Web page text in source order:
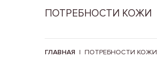
ПОТРЕБНОСТИ КОЖИ
ГЛАВНАЯ | ПОТРЕБНОСТИ КОЖИ